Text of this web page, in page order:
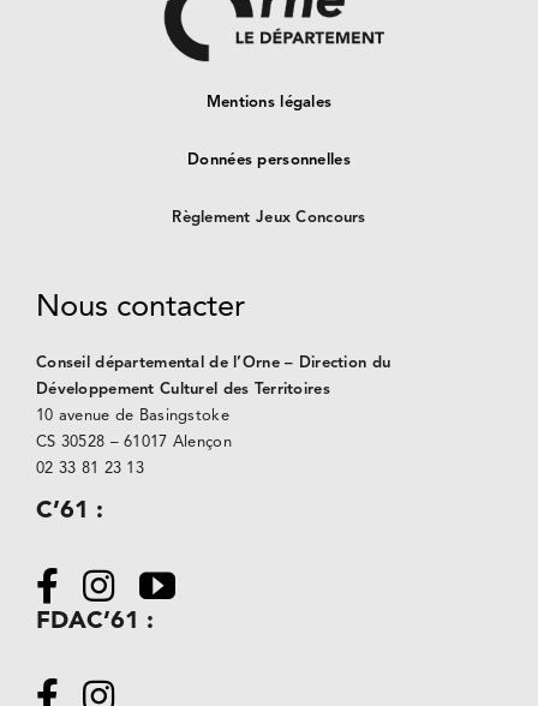
Mentions légales
Données personnelles
Règlement Jeux Concours
Nous contacter
Conseil départemental de l’Orne – Direction du
Développement Culturel des Territoires
10 avenue de Basingstoke
CS 30528 –61017 Alençon
02 33 81 23 13
C’61 :
FDAC’61 :